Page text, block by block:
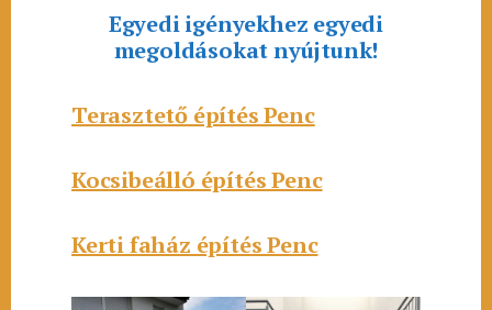
Egyedi igényekhez egyedi
megoldásokat nyújtunk!
Terasztető építés Penc
Kocsibeálló építés Penc
Kerti faház építés Penc